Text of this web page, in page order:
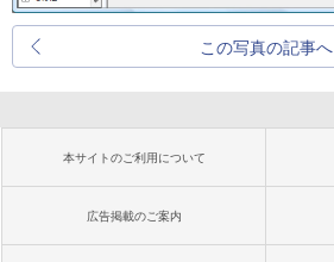
この写真の記事へ
本サイトのご利用について
広告掲載のご案内